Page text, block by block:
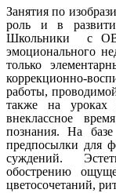
Занятия по
роль и в
Школьники с ОВЗ
эмоционального
только
коррекционно-
работы,
также на
внеклассное
познания. На
предпосылки для
суждений.
обострению
цветосочетаний,